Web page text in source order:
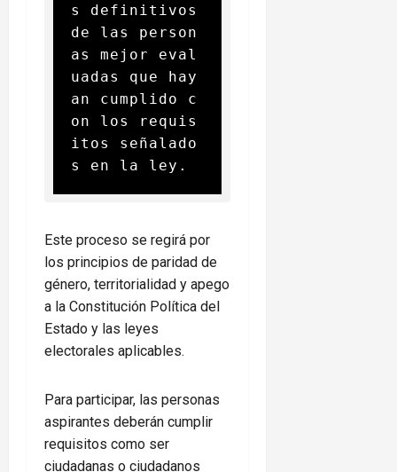
s definitivos
de las person
as mejor eval
uadas que hay
an cumplido c
on los requis
itos señalado
s en la ley.
Este proceso se regirá por
los principios de paridad de
género, territorialidad y apego
a la Constitución Política del
Estado y las leyes
electorales aplicables.
Para participar, las personas
aspirantes deberán cumplir
requisitos como ser
ciudadanas o ciudadanos